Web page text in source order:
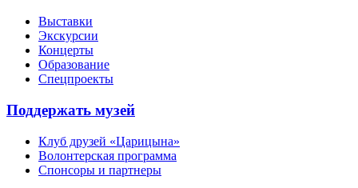
Выставки
Экскурсии
Концерты
Образование
Спецпроекты
Поддержать музей
Клуб друзей «Царицына»
Волонтерская программа
Спонсоры и партнеры